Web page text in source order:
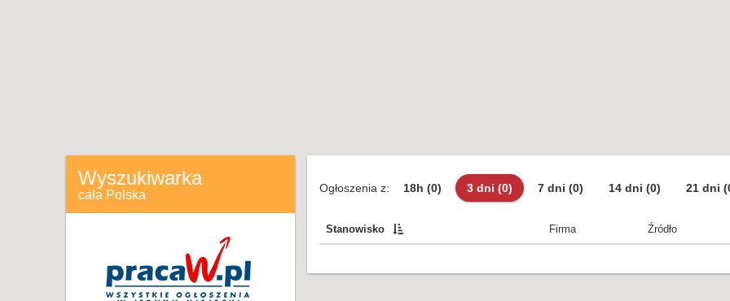
Wyszukiwarka
cała Polska Ogłoszenia z: 18h (0) 3 dni (0) 7 dni (0) 14 dni (0) 21 dni
Stanowisko Firma Źródło